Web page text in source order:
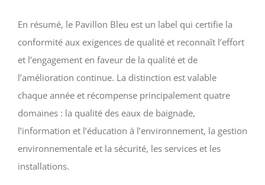
En résumé, le Pavillon Bleu est un label qui certifie la
conformité aux exigences de qualité et reconnaît l’effort
et l’engagement en faveur de la qualité et de
l’amélioration continue. La distinction est valable
chaque année et récompense principalement quatre
domaines : la qualité des eaux de baignade,
l’information et l’éducation à l’environnement, la gestion
environnementale et la sécurité, les services et les
installations.